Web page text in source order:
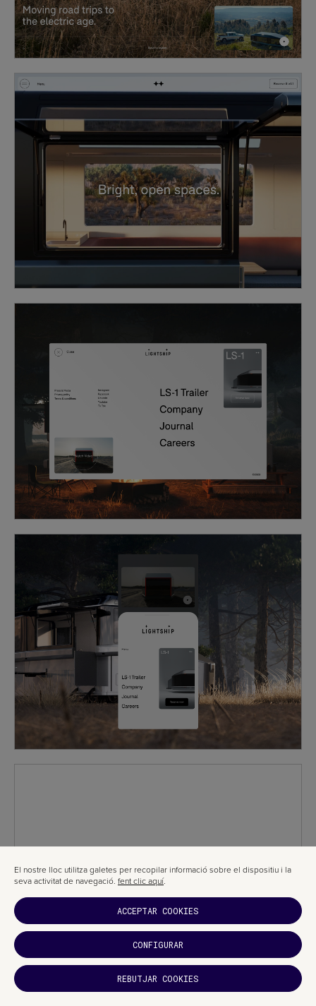
T'HA
AGRADAT?
El nostre lloc utilitza galetes per recopilar informació sobre el dispositiu i la
seva activitat de navegació. fent clic aquí.
ACCEPTAR COOKIES
CONFIGURAR
REBUTJAR COOKIES